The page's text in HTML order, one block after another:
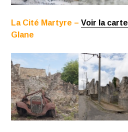
La Cité Martyre –Voir la carte
Glane